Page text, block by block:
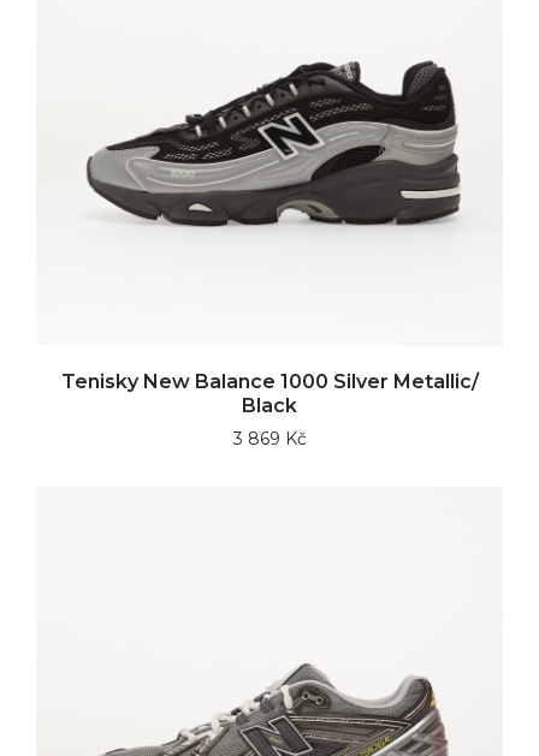
Tenisky New Balance 1000 Silver Metallic/
Black
3 869 Kč